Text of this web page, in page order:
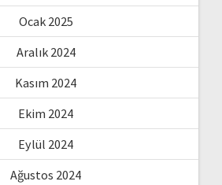
Ocak 2025
Aralık 2024
Kasım 2024
Ekim 2024
Eylül 2024
Ağustos 2024